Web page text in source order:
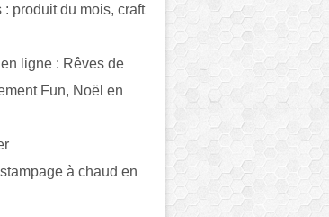
produit du mois, craft
: Rêves de
Fun, Noël en
à chaud en